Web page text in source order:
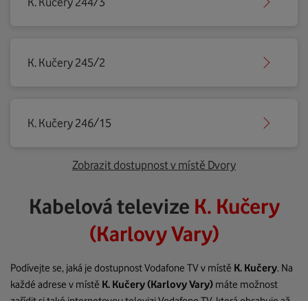
K. Kučery 245/2
K. Kučery 246/15
Zobrazit dostupnost v místě Dvory
Kabelová televize K. Kučery
(Karlovy Vary)
Podívejte se, jaká je dostupnost Vodafone TV v místě K. Kučery. Na
každé adrese v místě K. Kučery(Karlovy Vary) máte možnost